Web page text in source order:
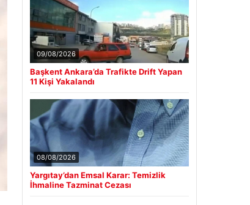
09/08/2026
Başkent Ankara’da Trafikte Drift Yapan
11 Kişi Yakalandı
08/08/2026
Yargıtay’dan Emsal Karar: Temizlik
İhmaline Tazminat Cezası